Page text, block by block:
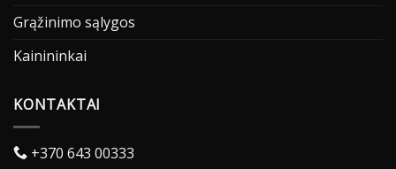
Grąžinimo sąlygos
Kainininkai
KONTAKTAI
+370 643 00333